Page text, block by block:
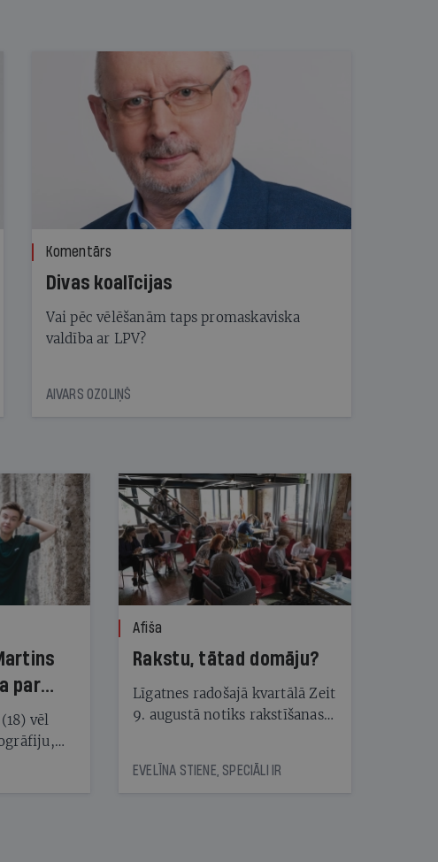
Komentārs
Divas koalīcijas
Vai pēc vēlēšanām taps promaskaviska
valdība ar LPV?
AIVARS OZOLIŅŠ
par
vēl
uzticas
Afiša
Rakstu, tātad domāju?
Līgatnes radošajā kvartālā Zeit
9. augustā notiks rakstīšanas
EVELĪNA STIENE, SPECIĀLI IR